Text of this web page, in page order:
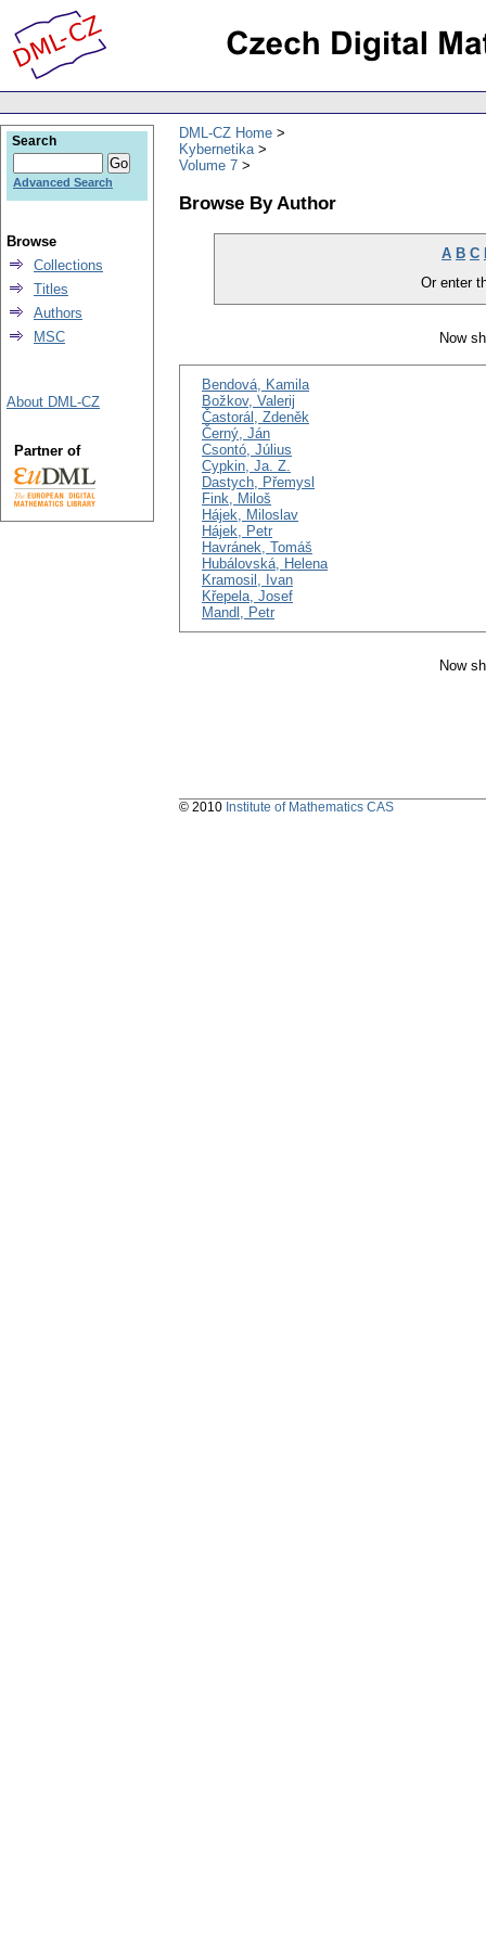
DML-CZ Home
Kybernetika
Volume 7
Browse By Author
A B C
Or enter
Now
Bendová, Kamila
Božkov, Valerij
Častorál, Zdeněk
Černý, Ján
Csontó, Július
Cypkin, Ja. Z.
Dastych, Přemysl
Fink, Miloš
Hájek, Miloslav
Hájek, Petr
Havránek, Tomáš
Hubálovská, Helena
Kramosil, Ivan
Křepela, Josef
Mandl, Petr
Now
Search
Advanced Search
Browse
Collections
Titles
Authors
MSC
About DML-CZ
Partner of
© 2010 Institute of Mathematics CAS